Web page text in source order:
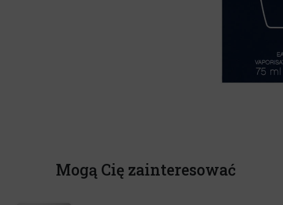
Mogą Cię zainteresować